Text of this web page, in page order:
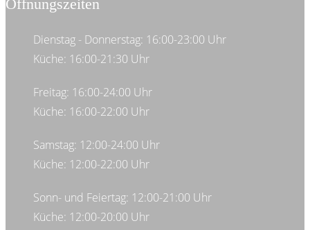
Öffnungszeiten
Dienstag - Donnerstag: 16:00-23:00 Uhr
Küche: 16:00-21:30 Uhr
Freitag: 16:00-24:00 Uhr
Küche: 16:00-22:00 Uhr
Samstag: 12:00-24:00 Uhr
Küche: 12:00-22:00 Uhr
Sonn- und Feiertag: 12:00-21:00 Uhr
Küche: 12:00-20:00 Uhr